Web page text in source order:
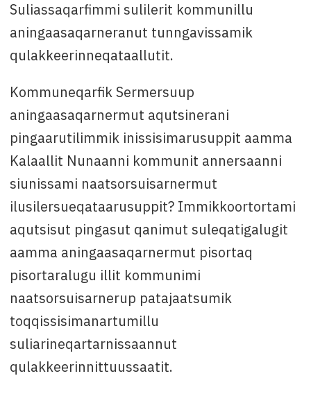
Suliassaqarfimmi sulilerit kommunillu
aningaasaqarneranut tunngavissamik
qulakkeerinneqataallutit.
Kommuneqarfik Sermersuup
aningaasaqarnermut aqutsinerani
pingaarutilimmik inissisimarusuppit aamma
Kalaallit Nunaanni kommunit annersaanni
siunissami naatsorsuisarnermut
ilusilersueqataarusuppit? Immikkoortortami
aqutsisut pingasut qanimut suleqatigalugit
aamma aningaasaqarnermut pisortaq
pisortaralugu illit kommunimi
naatsorsuisarnerup patajaatsumik
toqqissisimanartumillu
suliarineqartarnissaannut
qulakkeerinnittuussaatit.